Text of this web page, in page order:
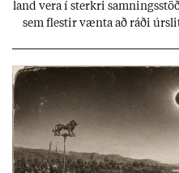
land vera í sterkri
sem flest­ir vænta að ráði
kerfi, en sveigj­an­leiki